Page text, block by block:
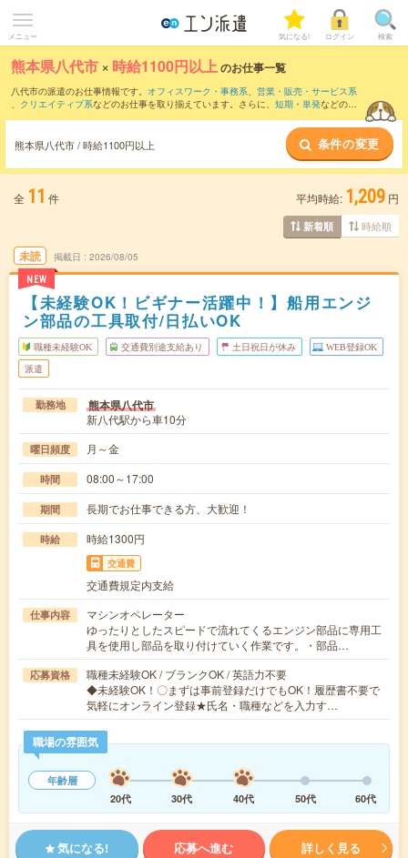
メニュー 気になる! ログイン 検索
熊本県八代市 × 時給1100円以上のお仕事一覧
八代市の派遣のお仕事情報です。 オフィスワーク・事務系、 営業・販売・サービス系
、 クリエイティブ系などのお仕事を取り揃えています。さらに、 短期 ・ 単発などの期
熊本県八代市 / 時給1100円以上 条件の変更
全 11 件 平均時給: 1,209 円
新着順 時給順
未読
NEW
掲載日 2026/08/05
【未経験OK！ビギナー活躍中！】船用エンジ
ン部品の工具取付/日払いOK
職種未経験OK 交通費別途支給あり 土日祝日が休み WEB登録OK
派遣
勤務地 熊本県八代市
新八代駅から車10分
曜日頻度 月～金
時間 08:00～17:00
期間 長期でお仕事できる方、大歓迎！
時給 時給1300円
交通費
交通費規定内支給
仕事内容
マシンオペレーター
ゆったりとしたスピードで流れてくるエンジン部品に専用工
具を使用し部品を取り付けていく作業です。・部品…
応募資格
職種未経験OK / ブランクOK / 英語力不要
◆未経験OK！〇まずは事前登録だけでもOK！履歴書不要で
気軽にオンライン登録★氏名・職種などを入力す…
職場の雰囲気
年齢層
20代
30代 40代 50代 60代
気になる! 応募へ進む 詳しく見る